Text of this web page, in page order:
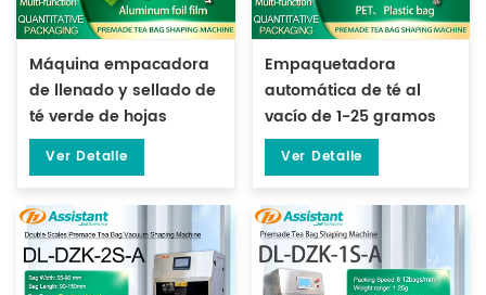
Máquina empacadora
de llenado y sellado de
té verde de hojas
sueltas prefabricada
Ver Detalle
Empaquetadora
automática de té al
vacío de 1-25 gramos
para bolsas
Ver Detalle